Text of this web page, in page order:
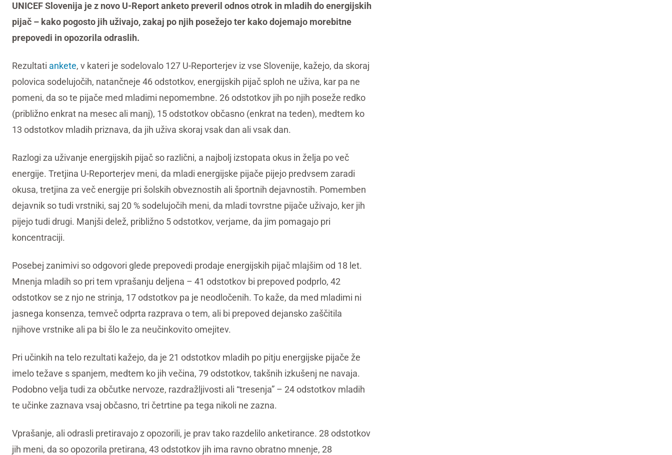
UNICEF Slovenija je z novo U-Report anketo preveril odnos otrok in mladih do energijskih
pijač – kako pogosto jih uživajo, zakaj po njih posežejo ter kako dojemajo morebitne
prepovedi in opozorila odraslih.
Rezultati ankete, v kateri je sodelovalo 127 U-Reporterjev iz vse Slovenije, kažejo, da skoraj
polovica sodelujočih, natančneje 46 odstotkov, energijskih pijač sploh ne uživa, kar pa ne
pomeni, da so te pijače med mladimi nepomembne. 26 odstotkov jih po njih poseže redko
(približno enkrat na mesec ali manj), 15 odstotkov občasno (enkrat na teden), medtem ko
13 odstotkov mladih priznava, da jih uživa skoraj vsak dan ali vsak dan.
Razlogi za uživanje energijskih pijač so različni, a najbolj izstopata okus in želja po več
energije. Tretjina U-Reporterjev meni, da mladi energijske pijače pijejo predvsem zaradi
okusa, tretjina za več energije pri šolskih obveznostih ali športnih dejavnostih. Pomemben
dejavnik so tudi vrstniki, saj 20 % sodelujočih meni, da mladi tovrstne pijače uživajo, ker jih
pijejo tudi drugi. Manjši delež, približno 5 odstotkov, verjame, da jim pomagajo pri
koncentraciji.
Posebej zanimivi so odgovori glede prepovedi prodaje energijskih pijač mlajšim od 18 let.
Mnenja mladih so pri tem vprašanju deljena – 41 odstotkov bi prepoved podprlo, 42
odstotkov se z njo ne strinja, 17 odstotkov pa je neodločenih. To kaže, da med mladimi ni
jasnega konsenza, temveč odprta razprava o tem, ali bi prepoved dejansko zaščitila
njihove vrstnike ali pa bi šlo le za neučinkovito omejitev.
Pri učinkih na telo rezultati kažejo, da je 21 odstotkov mladih po pitju energijske pijače že
imelo težave s spanjem, medtem ko jih večina, 79 odstotkov, takšnih izkušenj ne navaja.
Podobno velja tudi za občutke nervoze, razdražljivosti ali “tresenja” – 24 odstotkov mladih
te učinke zaznava vsaj občasno, tri četrtine pa tega nikoli ne zazna.
Vprašanje, ali odrasli pretiravajo z opozorili, je prav tako razdelilo anketirance. 28 odstotkov
jih meni, da so opozorila pretirana, 43 odstotkov jih ima ravno obratno mnenje, 28